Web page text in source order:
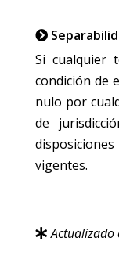
Si cualquier
condición de
nulo por
de
vigentes.
Actualizado